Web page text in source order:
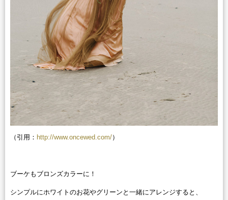
（引用： http://www.oncewed.com/）
ブーケもブロンズカラーに！
シンプルにホワイトのお花やグリーンと一緒にアレンジすると、